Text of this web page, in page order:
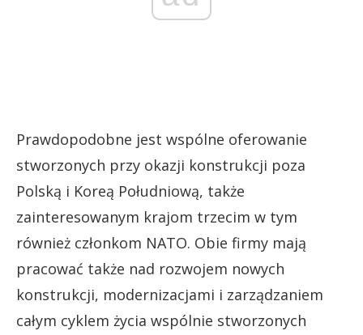
Prawdopodobne jest wspólne oferowanie
stworzonych przy okazji konstrukcji poza
Polską i Koreą Południową, także
zainteresowanym krajom trzecim w tym
również członkom NATO. Obie firmy mają
pracować także nad rozwojem nowych
konstrukcji, modernizacjami i zarządzaniem
całym cyklem życia wspólnie stworzonych